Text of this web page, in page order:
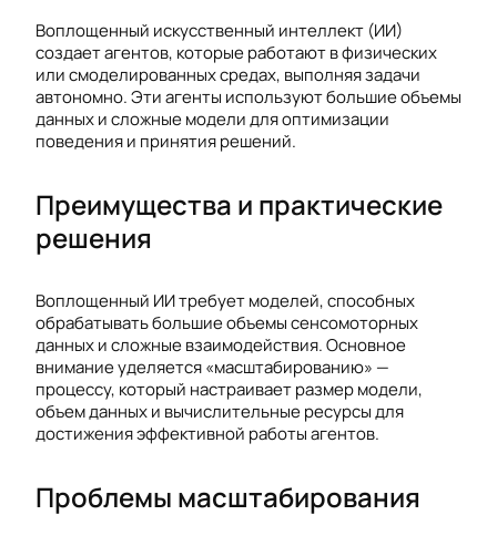
Воплощенный искусственный интеллект (ИИ)
создает агентов, которые работают в физических
или смоделированных средах, выполняя задачи
автономно. Эти агенты используют большие объемы
данных и сложные модели для оптимизации
поведения и принятия решений.
Преимущества и практические
решения
Воплощенный ИИ требует моделей, способных
обрабатывать большие объемы сенсомоторных
данных и сложные взаимодействия. Основное
внимание уделяется «масштабированию» —
процессу, который настраивает размер модели,
объем данных и вычислительные ресурсы для
достижения эффективной работы агентов.
Проблемы масштабирования